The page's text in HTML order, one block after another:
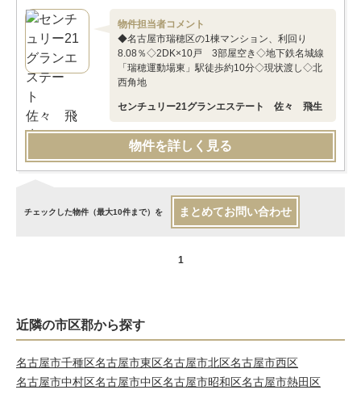
物件担当者コメント
◆名古屋市瑞穂区の1棟マンション、利回り
8.08％◇2DK×10戸 3部屋空き◇地下鉄名城線
「瑞穂運動場東」駅徒歩約10分◇現状渡し◇北
西角地
センチュリー21グランエステート 佐々 飛生
物件を詳しく見る
チェックした物件（最大10件まで）を まとめてお問い合わせ
1
近隣の市区郡から探す
名古屋市千種区名古屋市東区名古屋市北区名古屋市西区
名古屋市中村区名古屋市中区名古屋市昭和区名古屋市熱田区